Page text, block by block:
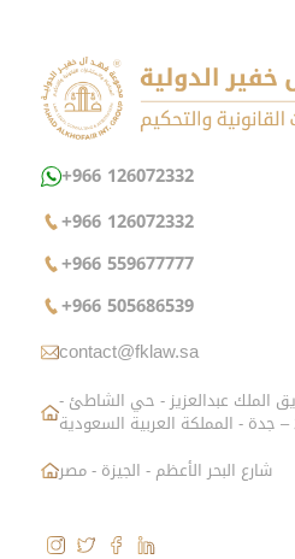
+966 126072332
+966 126072332
+966 559677777
+966 505686539
contact@fklaw.sa
البخاري - طريق الملك عبدالعزيز - حي الشاطئ -
شارع البحر الأعظم - الجيزة - مصر